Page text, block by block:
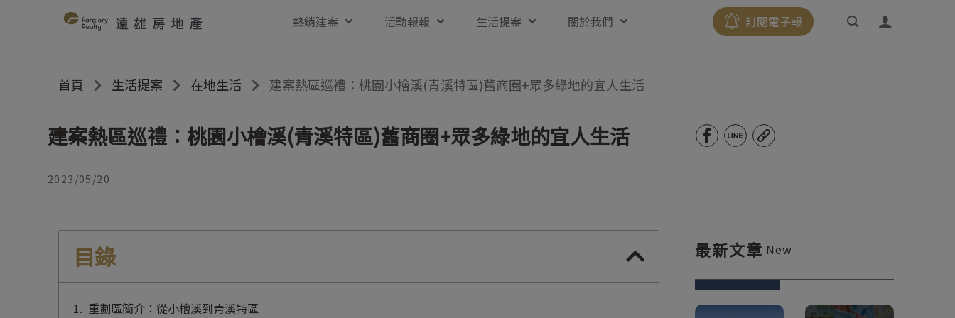
熱銷建案 活動報報 生活提案 關於我們 訂閱電子報
首頁 生活提案 在地生活 建案熱區巡禮：桃園小檜溪(青溪特區)舊商圈+眾多綠地的宜人生活
建案熱區巡禮：桃園小檜溪(青溪特區)舊商圈+眾多綠地的宜人生活
2023/05/20
目錄
重劃區簡介：從小檜溪到青溪特區
最新文章 New